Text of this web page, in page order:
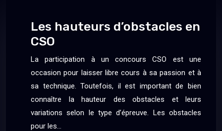
Les hauteurs d’obstacles en
CSO
La participation à un concours CSO est une
occasion pour laisser libre cours à sa passion et à
sa technique. Toutefois, il est important de bien
connaître la hauteur des obstacles et leurs
variations selon le type d’épreuve. Les obstacles
pour les…